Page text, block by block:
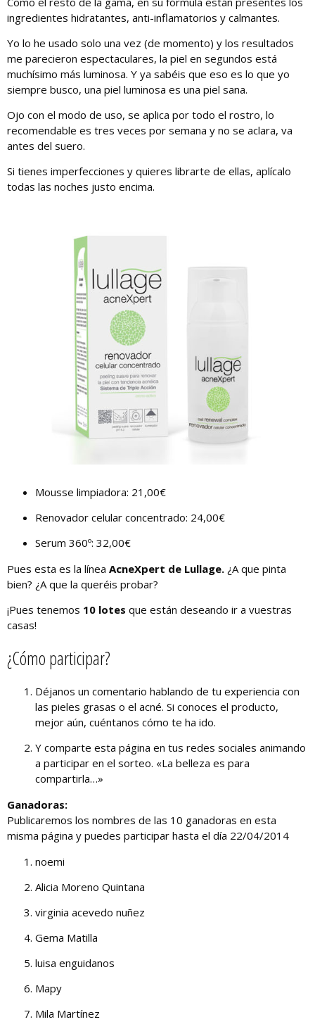
ingredientes hidratantes, anti-inflamatorios y calmantes.
Yo lo he usado solo una vez (de momento) y los resultados
me parecieron espectaculares, la piel en segundos está
muchísimo más luminosa. Y ya sabéis que eso es lo que yo
siempre busco, una piel luminosa es una piel sana.
Ojo con el modo de uso, se aplica por todo el rostro, lo
recomendable es tres veces por semana y no se aclara, va
antes del suero.
Si tienes imperfecciones y quieres librarte de ellas, aplícalo
todas las noches justo encima.
Mousse limpiadora: 21,00€
Renovador celular concentrado: 24,00€
Serum 360º: 32,00€
Pues esta es la línea AcneXpert de Lullage. ¿A que pinta
bien? ¿A que la queréis probar?
¡Pues tenemos 10 lotes que están deseando ir a vuestras
casas!
¿Cómo participar?
Déjanos un comentario hablando de tu experiencia con
las pieles grasas o el acné. Si conoces el producto,
mejor aún, cuéntanos cómo te ha ido.
Y comparte esta página en tus redes sociales animando
a participar en el sorteo. «La belleza es para
compartirla…»
Ganadoras:
Publicaremos los nombres de las 10 ganadoras en esta
misma página y puedes participar hasta el día 22/04/2014
noemi
Alicia Moreno Quintana
virginia acevedo nuñez
Gema Matilla
luisa enguidanos
Mapy
Mila Martínez